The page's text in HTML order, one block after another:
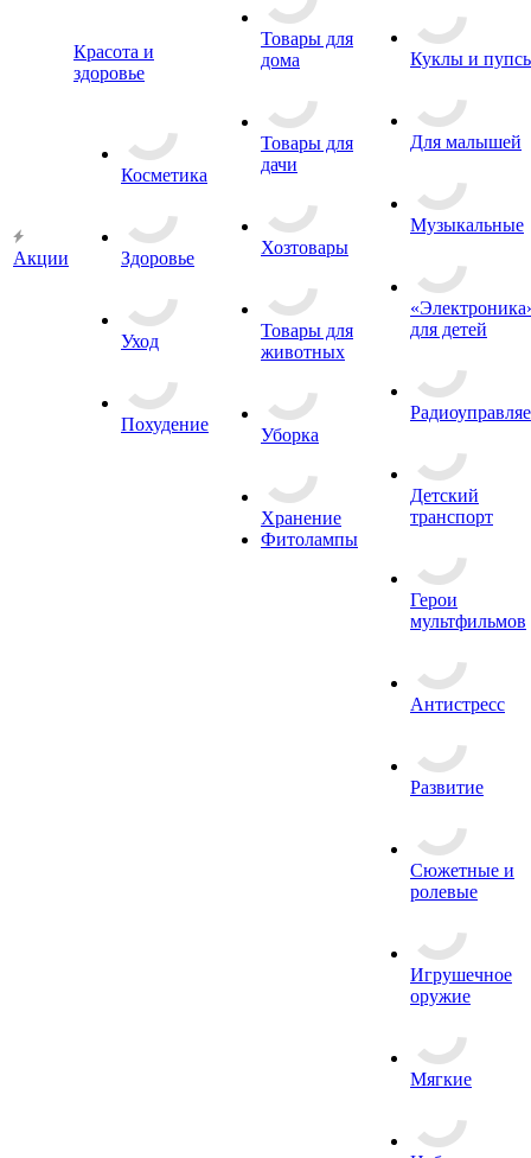
Акции
Красота и
здоровье
Косметика
Здоровье
Уход
Похудение
Товары для
дома
Товары для
дачи
Хозтовары
Товары для
животных
Уборка
Хранение
Фитолампы
Куклы и
Для малышей
Музыкальные
для детей
Детский
транспорт
Герои
мультфильмов
Антистресс
Развитие
Сюжетные и
ролевые
Игрушечное
оружие
Мягкие